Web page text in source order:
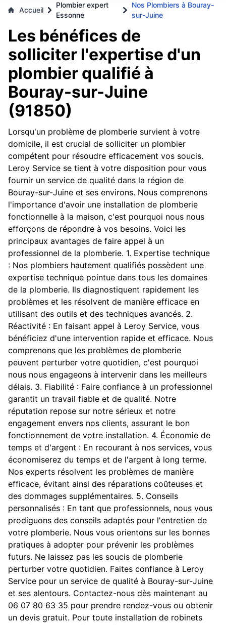
Accueil
Plombier expert
Essonne
Nos Plombiers à Bouray-
sur-Juine
Les bénéfices de
solliciter l'expertise d'un
plombier qualifié à
Bouray-sur-Juine
(91850)
Lorsqu'un problème de plomberie survient à votre
domicile, il est crucial de solliciter un plombier
compétent pour résoudre efficacement vos soucis.
Leroy Service se tient à votre disposition pour vous
fournir un service de qualité dans la région de
Bouray-sur-Juine et ses environs. Nous comprenons
l'importance d'avoir une installation de plomberie
fonctionnelle à la maison, c'est pourquoi nous nous
efforçons de répondre à vos besoins. Voici les
principaux avantages de faire appel à un
professionnel de la plomberie. 1. Expertise technique
: Nos plombiers hautement qualifiés possèdent une
expertise technique pointue dans tous les domaines
de la plomberie. Ils diagnostiquent rapidement les
problèmes et les résolvent de manière efficace en
utilisant des outils et des techniques avancés. 2.
Réactivité : En faisant appel à Leroy Service, vous
bénéficiez d'une intervention rapide et efficace. Nous
comprenons que les problèmes de plomberie
peuvent perturber votre quotidien, c'est pourquoi
nous nous engageons à intervenir dans les meilleurs
délais. 3. Fiabilité : Faire confiance à un professionnel
garantit un travail fiable et de qualité. Notre
réputation repose sur notre sérieux et notre
engagement envers nos clients, assurant le bon
fonctionnement de votre installation. 4. Économie de
temps et d'argent : En recourant à nos services, vous
économiserez du temps et de l'argent à long terme.
Nos experts résolvent les problèmes de manière
efficace, évitant ainsi des réparations coûteuses et
des dommages supplémentaires. 5. Conseils
personnalisés : En tant que professionnels, nous vous
prodiguons des conseils adaptés pour l'entretien de
votre plomberie. Nous vous orientons sur les bonnes
pratiques à adopter pour prévenir les problèmes
futurs. Ne laissez pas les soucis de plomberie
perturber votre quotidien. Faites confiance à Leroy
Service pour un service de qualité à Bouray-sur-Juine
et ses alentours. Contactez-nous dès maintenant au
06 07 80 63 35 pour prendre rendez-vous ou obtenir
un devis gratuit. Pour toute installation de robinets